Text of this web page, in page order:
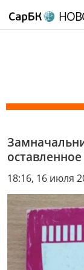
18:16, 16 июля